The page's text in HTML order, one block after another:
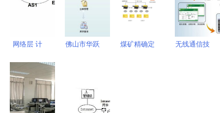
探析
管理与服务
网络层 计
息管理与服
务的中枢与
基石
佛山市华跃
信息管理与
服务的专业
煤矿精确定
无线通信技